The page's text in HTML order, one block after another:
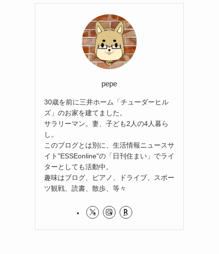
pepe
30歳を前に三井ホーム「チューダーヒル
ズ」のお家を建てました。
サラリーマン。妻、子ども2人の4人暮ら
し。
このブログとは別に、生活情報ニュースサ
イト"ESSEonline"の「日刊住まい」でライ
ターとしても活動中。
趣味はブログ、ピアノ、ドライブ、スポー
ツ観戦、読書、散歩、等々